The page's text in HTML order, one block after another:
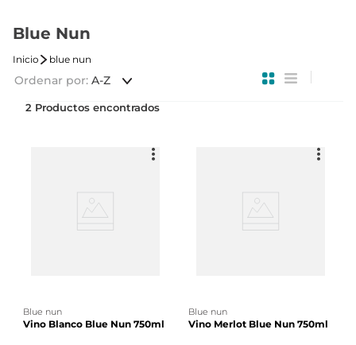
Blue Nun
blue nun
Ordenar por A-Z
2
blue nun
Vino Blanco Blue Nun 750ml
blue nun
Vino Merlot Blue Nun 750ml